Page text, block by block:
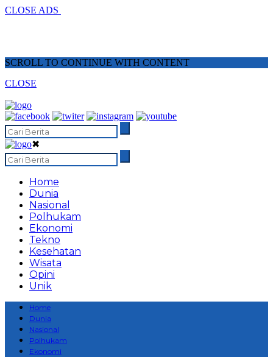
CLOSE ADS
SCROLL TO CONTINUE WITH CONTENT
CLOSE
✖
Home
Dunia
Nasional
Polhukam
Ekonomi
Tekno
Kesehatan
Wisata
Opini
Unik
Home
Dunia
Nasional
Polhukam
Ekonomi